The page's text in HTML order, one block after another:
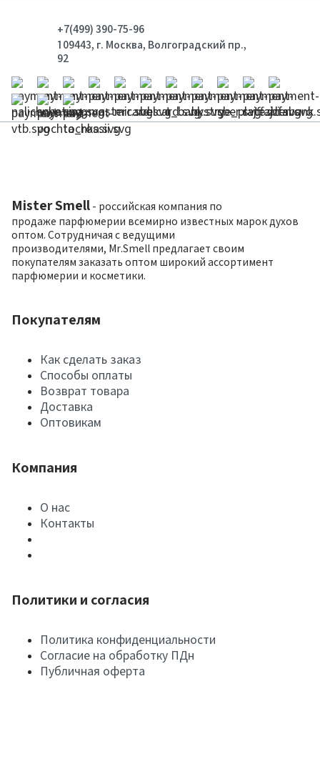
+7(499) 390-75-96
109443, г. Москва, Волгоградский пр.,
92
Mister Smell - российская компания по
продаже парфюмерии всемирно известных марок духов
оптом. Сотрудничая с ведущими
производителями, Mr.Smell предлагает своим
покупателям заказать оптом широкий ассортимент
парфюмерии и косметики.
Покупателям
Как сделать заказ
Способы оплаты
Возврат товара
Доставка
Оптовикам
Компания
О нас
Контакты
Политики и согласия
Политика конфиденциальности
Согласие на обработку ПДн
Публичная оферта